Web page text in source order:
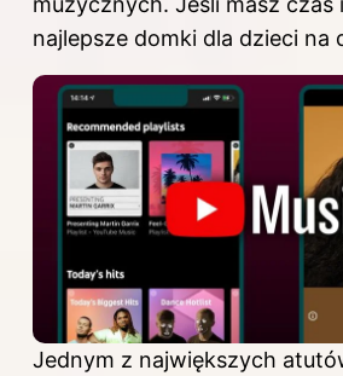
najlepsze domki dla dzieci na
Jednym z największych